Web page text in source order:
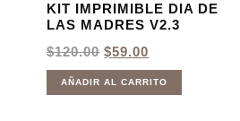
KIT IMPRIMIBLE DIA DE
LAS MADRES V2.3
$120.00 EL
PRECIO
ORIGINAL
ERA:
$59.00
PRECIO
ACTUAL
ES:
AÑADIR AL CARRITO